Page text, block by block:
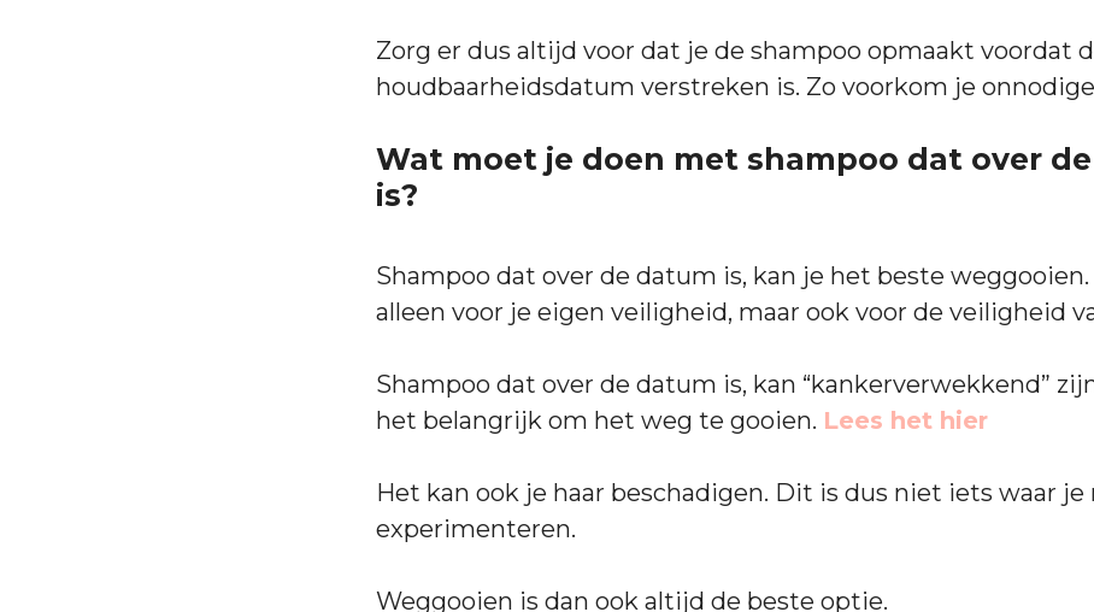
Zorg er dus altijd voor dat je de shampoo opmaakt voordat
houdbaarheidsdatum verstreken is. Zo voorkom je
Wat moet je doen met shampoo dat over
is?
Shampoo dat over de datum is, kan je het beste
alleen voor je eigen veiligheid, maar ook voor de veiligheid
Shampoo dat over de datum is, kan “kankerverwekkend”
het belangrijk om het weg te gooien. Lees het hier
Het kan ook je haar beschadigen. Dit is dus niet iets waar
experimenteren.
Weggooien is dan ook altijd de beste optie.